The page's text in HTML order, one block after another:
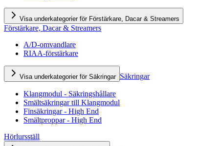
Visa underkategorier för Förstärkare, Dacar & Streamers
Förstärkare, Dacar & Streamers
A/D-omvandlare
RIAA-förstärkare
Visa underkategorier för Säkringar Säkringar
Klangmodul - Säkringshållare
Smältsäkringar till Klangmodul
Finsäkringar - High End
Smältproppar - High End
Hörlursställ